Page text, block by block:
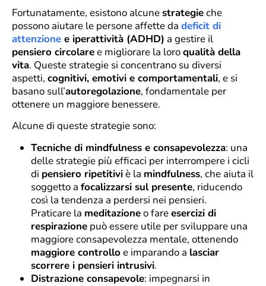
Fortunatamente, esistono alcunestrategieche
possono aiutare le persone affette da deficit di
attenzione e iperattività (ADHD) a gestire il
pensiero circolaree migliorare la loroqualità della
vita. Queste strategie si concentrano su diversi
aspetti, cognitivi, emotivi e comportamentali, e si
basano sull’autoregolazione, fondamentale per
ottenere un maggiore benessere.
Alcune di queste strategie sono:
Tecniche di mindfulness e consapevolezza: una
delle strategie più efficaci per interrompere i cicli
di pensiero ripetitiviè la mindfulness, che aiuta il
soggetto a focalizzarsi sul presente, riducendo
così la tendenza a perdersi nei pensieri.
Praticare la meditazioneo fareesercizi di
respirazione può essere utile per sviluppare una
maggiore consapevolezza mentale, ottenendo
maggiore controlloe imparando a lasciar
scorrere i pensieri intrusivi.
Distrazione consapevole: impegnarsi in